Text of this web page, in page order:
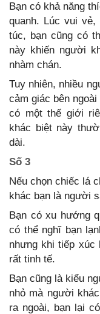
Bạn có khả năng
quanh. Lúc vui vẻ,
túc, bạn cũng có
này khiến người
nhàm chán.
Tuy nhiên, nhiều
cảm giác bên
có một thế giới
khác biệt này
dài.
Số 3
Nếu chọn chiếc lá
khác bạn là người
Bạn có xu hướng
có thể nghĩ bạn
nhưng khi tiếp xúc
rất tinh tế.
Bạn cũng là kiểu
nhỏ mà người
ra ngoài, bạn lại